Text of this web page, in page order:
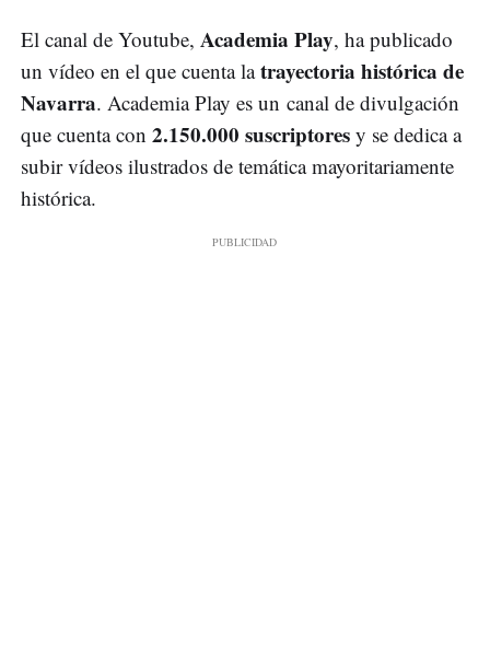
El canal de Youtube, Academia Play, ha publicado
un vídeo en el que cuenta latrayectoria histórica de
Navarra. Academia Play es un canal de divulgación
que cuenta con 2.150.000 suscriptores y se dedica a
subir vídeos ilustrados de temática mayoritariamente
histórica.